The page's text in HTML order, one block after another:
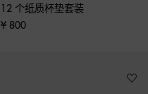
12 个纸质杯垫套装
¥ 800